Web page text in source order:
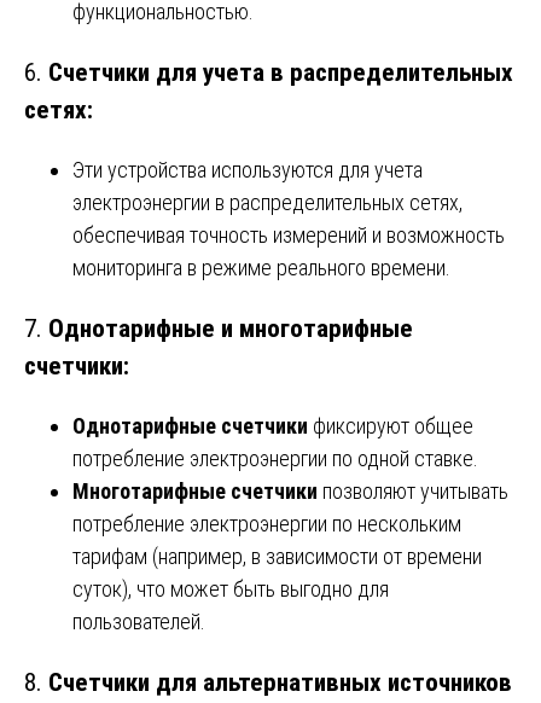
функциональностью.
6. Счетчики для учета в распределительных
сетях:
Эти устройства используются для учета
электроэнергии в распределительных сетях,
обеспечивая точность измерений и возможность
мониторинга в режиме реального времени.
7. Однотарифные и многотарифные
счетчики:
Однотарифные счетчики фиксируют общее
потребление электроэнергии по одной ставке.
Многотарифные счетчики позволяют учитывать
потребление электроэнергии по нескольким
тарифам (например, в зависимости от времени
суток), что может быть выгодно для
пользователей.
8. Счетчики для альтернативных источников